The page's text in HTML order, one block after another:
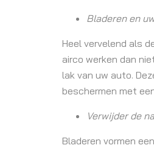
Bladeren en
Heel vervelend als
airco werken dan
lak van uw auto.
beschermen met
Verwijder de
Bladeren vormen